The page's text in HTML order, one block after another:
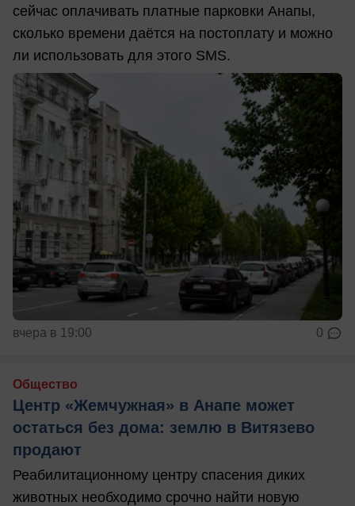
сейчас оплачивать платные парковки Анапы,
сколько времени даётся на постоплату и можно
ли использовать для этого SMS.
вчера в 19:00 0
Общество
Центр «Жемчужная» в Анапе может
остаться без дома: землю в Витязево
продают
Реабилитационному центру спасения диких
животных необходимо срочно найти новую